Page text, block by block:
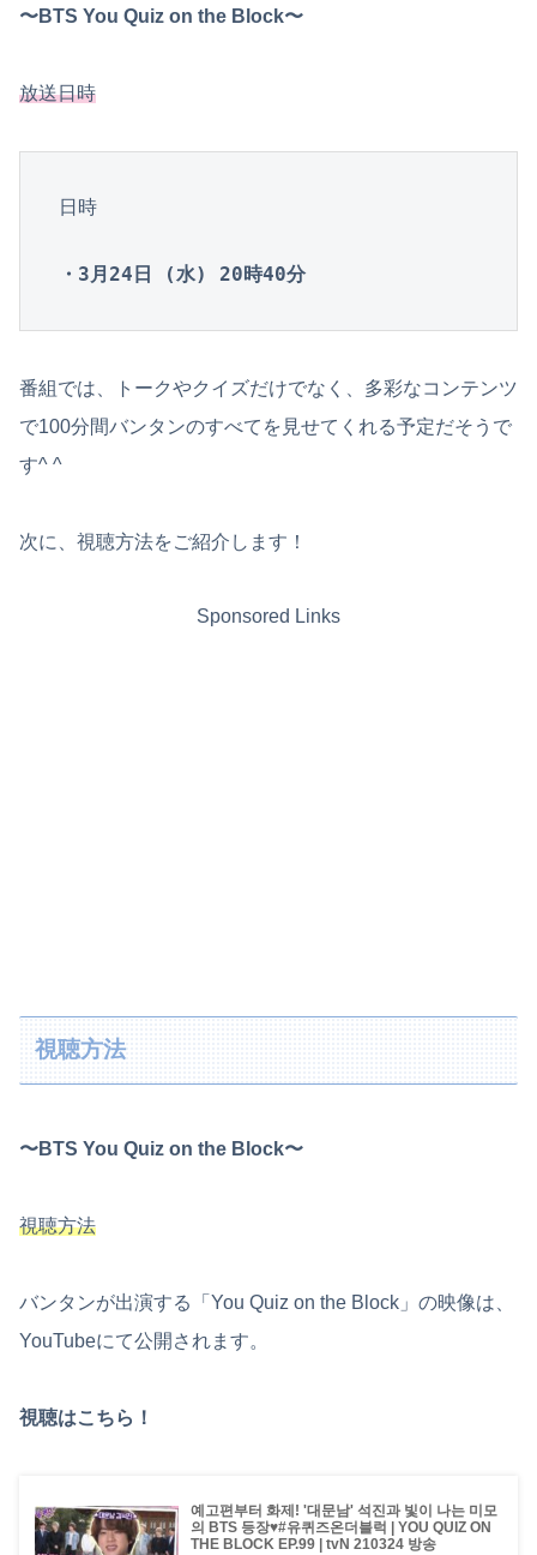
〜BTS You Quiz on the Block〜
放送日時
日時
・3月24日 (水) 20時40分
番組では、トークやクイズだけでなく、多彩なコンテンツ
で100分間バンタンのすべてを見せてくれる予定だそうで
す^ ^
次に、視聴方法をご紹介します！
Sponsored Links
視聴方法
〜BTS You Quiz on the Block〜
視聴方法
バンタンが出演する「You Quiz on the Block」の映像は、
YouTubeにて公開されます。
視聴はこちら！
예고편부터 화제! '대문남' 석진과 빛이 나는 미모
의 BTS 등장♥#유퀴즈온더블럭 | YOU QUIZ ON
THE BLOCK EP.99 | tvN 210324 방송